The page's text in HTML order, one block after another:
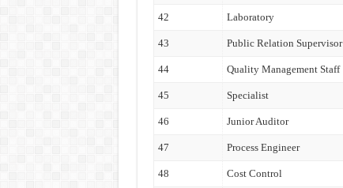
42 Laboratory
43 Public Relation Supervisor
44 Quality Management Staff
45 Specialist
46 Junior Auditor
47 Process Engineer
48 Cost Control